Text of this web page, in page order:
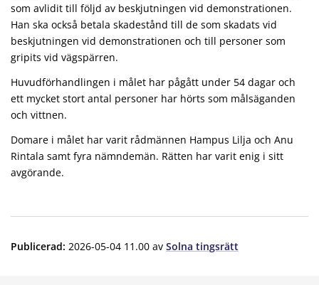
som avlidit till följd av beskjutningen vid demonstrationen.
Han ska också betala skadestånd till de som skadats vid
beskjutningen vid demonstrationen och till personer som
gripits vid vägspärren.
Huvudförhandlingen i målet har pågått under 54 dagar och
ett mycket stort antal personer har hörts som målsäganden
och vittnen.
Domare i målet har varit rådmännen Hampus Lilja och Anu
Rintala samt fyra nämndemän. Rätten har varit enig i sitt
avgörande.
Publicerad: 2026-05-04 11.00 av Solna tingsrätt